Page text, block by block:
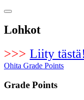
Lohkot
>>> Liity tästä!
Ohita Grade Points
Grade Points